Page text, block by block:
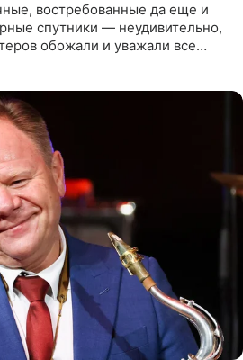
востребованные да еще и
спутники — неудивительно,
обожали и уважали все